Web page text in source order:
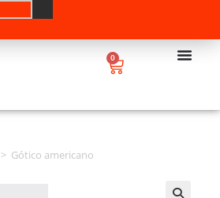
0
> Gótico americano